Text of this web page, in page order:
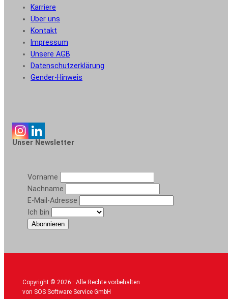
Karriere
Über uns
Kontakt
Impressum
Unsere AGB
Datenschutzerklärung
Gender-Hinweis
Unser Newsletter
Vorname
Nachname
E-Mail-Adresse
Ich bin
Copyright © 2026 · Alle Rechte vorbehalten
von SOS Software Service GmbH